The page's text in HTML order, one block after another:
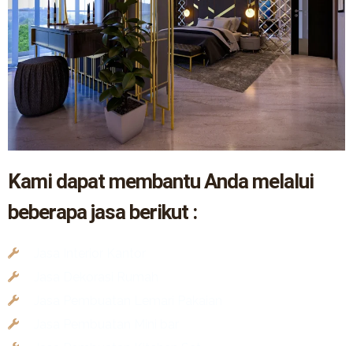
Kami dapat membantu Anda melalui
beberapa jasa berikut :